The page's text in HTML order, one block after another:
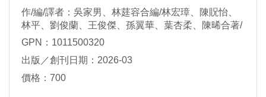
作/編/譯者：吳家男、林莛容合編/林宏璋、陳貺怡、
林平、劉俊蘭、王俊傑、孫翼華、葉杏柔、陳晞合著/
王菁菁譯
GPN：1011500320
出版／創刊日期：2026-03
價格：700